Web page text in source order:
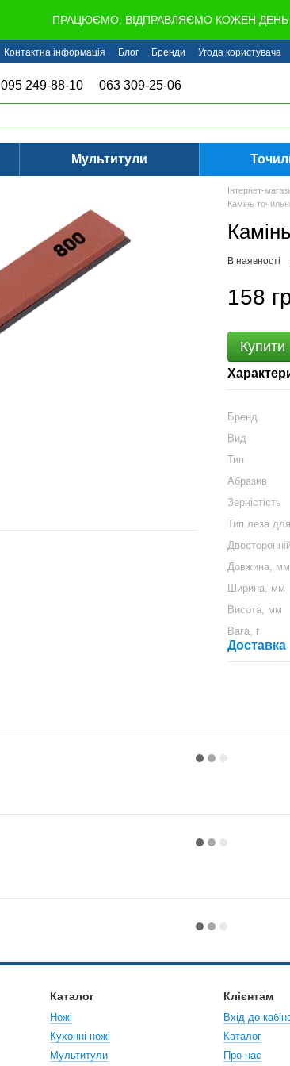
ПРАЦЮЄМО. ВІДПРАВЛЯЄМО КОЖЕН ДЕНЬ
Контактна інформація Блог Бренди Угода користувача
095 249-88-10 063 309-25-06
Мультитули
Інтернет-
Камінь
В наявності
158
Купити
Бренд
Вид
Тип
Абразив
Зерністість
Тип леза
Довжина, мм
Ширина, мм
Висота, мм
Вага, г
Доставка
Каталог
Ножі
Кухонні ножі
Мультитули
Клієнтам
Вхід до
Каталог
Про нас